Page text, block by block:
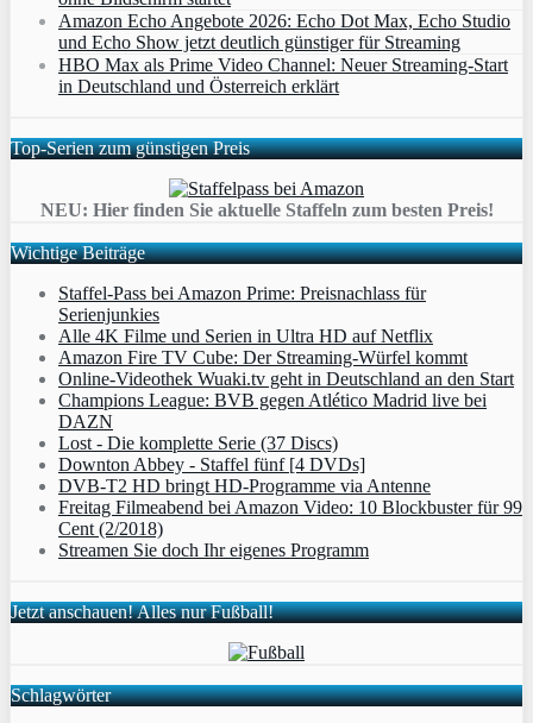
Amazon Echo Angebote 2026: Echo Dot Max, Echo Studio
und Echo Show jetzt deutlich günstiger für Streaming
HBO Max als Prime Video Channel: Neuer Streaming‑Start
in Deutschland und Österreich erklärt
Top-Serien zum günstigen Preis
NEU: Hier finden Sie aktuelle Staffeln zum besten Preis!
Wichtige Beiträge
Staffel-Pass bei Amazon Prime: Preisnachlass für
Serienjunkies
Alle 4K Filme und Serien in Ultra HD auf Netflix
Amazon Fire TV Cube: Der Streaming-Würfel kommt
Online-Videothek Wuaki.tv geht in Deutschland an den Start
Champions League: BVB gegen Atlético Madrid live bei
DAZN
Lost - Die komplette Serie (37 Discs)
Downton Abbey - Staffel fünf [4 DVDs]
DVB-T2 HD bringt HD-Programme via Antenne
Freitag Filmeabend bei Amazon Video: 10 Blockbuster für 99
Cent (2/2018)
Streamen Sie doch Ihr eigenes Programm
Jetzt anschauen! Alles nur Fußball!
Schlagwörter